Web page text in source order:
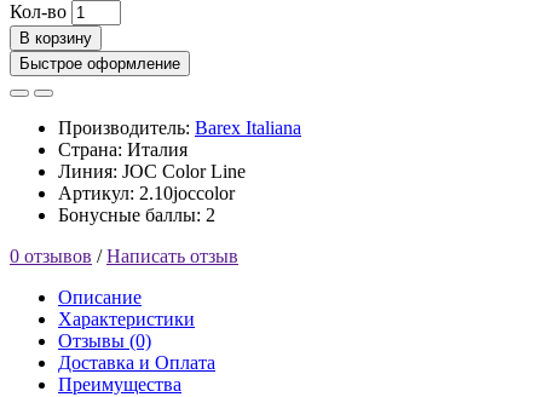
Кол-во
В корзину
Быстрое оформление
Производитель: Barex Italiana
Страна: Италия
Линия: JOC Color Line
Артикул: 2.10joccolor
Бонусные баллы: 2
0 отзывов /Написать отзыв
Описание
Характеристики
Отзывы (0)
Доставка и Оплата
Преимущества